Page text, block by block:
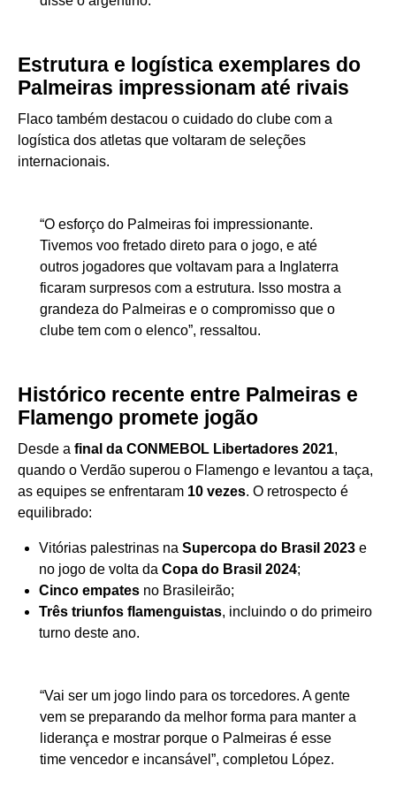
Estrutura e logística exemplares do
Palmeiras impressionam até rivais
Flaco também destacou o cuidado do clube com a
logística dos atletas que voltaram de seleções
internacionais.
“O esforço do Palmeiras foi impressionante.
Tivemos voo fretado direto para o jogo, e até
outros jogadores que voltavam para a Inglaterra
ficaram surpresos com a estrutura. Isso mostra a
grandeza do Palmeiras e o compromisso que o
clube tem com o elenco”, ressaltou.
Histórico recente entre Palmeiras e
Flamengo promete jogão
Desde a final da CONMEBOL Libertadores 2021,
quando o Verdão superou o Flamengo e levantou a taça,
as equipes se enfrentaram 10 vezes. O retrospecto é
equilibrado:
Vitórias palestrinas na Supercopa do Brasil 2023 e
no jogo de volta da Copa do Brasil 2024;
Cinco empates no Brasileirão;
Três triunfos flamenguistas, incluindo o do primeiro
turno deste ano.
“Vai ser um jogo lindo para os torcedores. A gente
vem se preparando da melhor forma para manter a
liderança e mostrar porque o Palmeiras é esse
time vencedor e incansável”, completou López.